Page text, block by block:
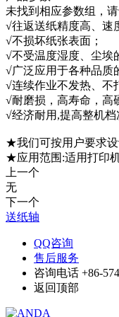
未找到相应参数组，
√往返送纸精度高、速
√不损坏纸张表面；
√不受温度湿度、尘埃
√广泛应用于各种品质
√连续作业不发热、不
√耐磨损，高寿命，高
√经济耐用,提高整机档
★我们可按用户要求
★应用范围:适用打印
上一个
无
下一个
送纸轴
QQ咨询
售后服务
咨询电话 +86-
返回顶部